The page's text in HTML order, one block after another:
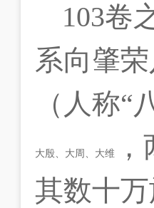
103卷
系向肇
（人称
大殷、大周、大维
其数十